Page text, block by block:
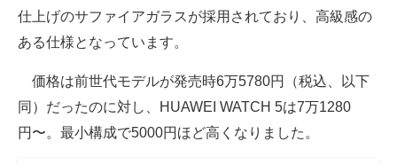
仕上げのサファイアガラスが採用されており、高級感の
ある仕様となっています。
価格は前世代モデルが発売時6万5780円（税込、以下
同）だったのに対し、HUAWEI WATCH 5は7万1280
円〜。最小構成で5000円ほど高くなりました。